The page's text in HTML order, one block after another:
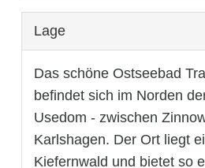
Lage
Das schöne Ostseebad
befindet sich im Norden
Usedom - zwischen
Karlshagen. Der Ort liegt
Kiefernwald und bietet so